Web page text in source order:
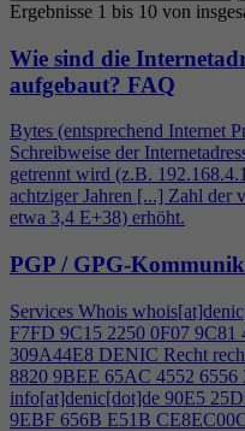
Ergebnisse 1 bis 10 von
Wie sind die
aufgebaut? FAQ
Bytes (entsprechend Internet
Schreibweise der
getrennt wird (z.B. 192.168.4
achtziger Jahren [...] Zahl der
etwa 3,4 E+38) erhöht.
PGP / GPG-
Services Whois
F7FD 9C15 2250 0F07
309A44E8 DENIC Recht
8820 9BEE 65AC 4552
info[at]denic[dot]de 90E5
9EBF 656B E51B